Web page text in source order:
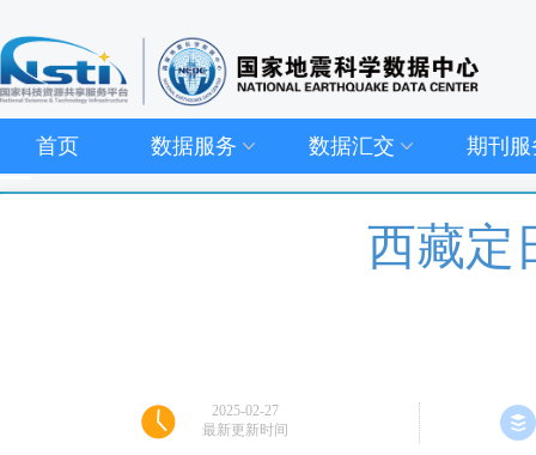
首页 数据服务 数据汇交 期刊服
西藏定
2025-02-27
最新更新时间